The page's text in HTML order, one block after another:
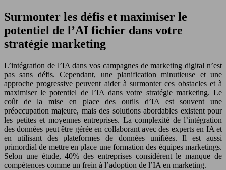
Surmonter les défis et maximiser le
potentiel de l’AI fichier dans votre
stratégie marketing
L’intégration de l’IA dans vos campagnes de marketing digital n’est
pas sans défis. Cependant, une planification minutieuse et une
approche progressive peuvent aider à surmonter ces obstacles et à
maximiser le potentiel de l’IA dans votre stratégie marketing. Le
coût de la mise en place des outils d’IA est souvent une
préoccupation majeure, mais des solutions abordables existent pour
les petites et moyennes entreprises. La complexité de l’intégration
des données peut être gérée en collaborant avec des experts en IA et
en utilisant des plateformes de données unifiées. Il est aussi
primordial de mettre en place une formation des équipes marketings.
Selon une étude, 40% des entreprises considèrent le manque de
compétences comme un frein à l’adoption de l’IA en marketing.